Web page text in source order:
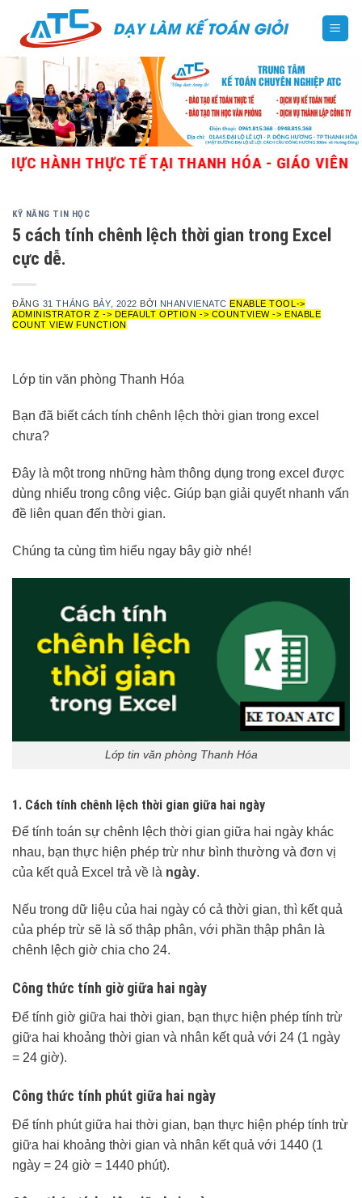
content
THỰC TẾ TẠI THANH HÓA - GIÁO VIÊN GIỎI,
KỸ NĂNG TIN HỌC
5 cách tính chênh lệch thời gian trong Excel
cực dễ.
ĐĂNG 31 THÁNG BẢY, 2022 BỞI NHANVIENATC ENABLE TOOL->
ADMINISTRATOR Z -> DEFAULT OPTION -> COUNTVIEW -> ENABLE
COUNT VIEW FUNCTION
Lớp tin văn phòng Thanh Hóa
Bạn đã biết cách tính chênh lệch thời gian trong excel
chưa?
Đây là một trong những hàm thông dụng trong excel được
dùng nhiểu trong công việc. Giúp bạn giải quyết nhanh vấn
đề liên quan đến thời gian.
Chúng ta cùng tìm hiểu ngay bây giờ nhé!
Lớp tin văn phòng Thanh Hóa
1. Cách tính chênh lệch thời gian giữa hai ngày
Để tính toán sự chênh lệch thời gian giữa hai ngày khác
nhau, bạn thực hiện phép trừ như bình thường và đơn vị
của kết quả Excel trả về là ngày.
Nếu trong dữ liệu của hai ngày có cả thời gian, thì kết quả
của phép trừ sẽ là số thập phân, với phần thập phân là
chênh lệch giờ chia cho 24.
Công thức tính giờ giữa hai ngày
Để tính giờ giữa hai thời gian, bạn thực hiện phép tính trừ
giữa hai khoảng thời gian và nhân kết quả với 24 (1 ngày
= 24 giờ).
Công thức tính phút giữa hai ngày
Để tính phút giữa hai thời gian, bạn thực hiện phép tính trừ
giữa hai khoảng thời gian và nhân kết quả với 1440 (1
ngày = 24 giờ = 1440 phút).